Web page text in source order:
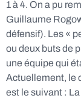
1 à 4. On a pu
Guillaume
défensif). Les «
ou deux buts de
une équipe qui
Actuellement, le
est le suivant :